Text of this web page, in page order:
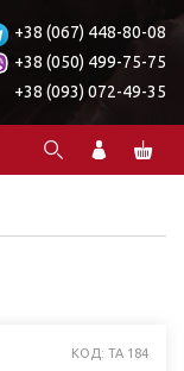
+38 (067) 448-80-08
+38 (050) 499-75-75
+38 (093) 072-49-35
КОД: TA 184